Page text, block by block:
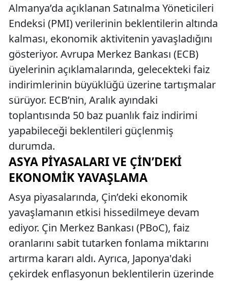
Almanya’da açıklanan Satınalma Yöneticileri
Endeksi (PMI) verilerinin beklentilerin altında
kalması, ekonomik aktivitenin yavaşladığını
gösteriyor. Avrupa Merkez Bankası (ECB)
üyelerinin açıklamalarında, gelecekteki faiz
indirimlerinin büyüklüğü üzerine tartışmalar
sürüyor. ECB’nin, Aralık ayındaki
toplantısında 50 baz puanlık faiz indirimi
yapabileceği beklentileri güçlenmiş
durumda.
ASYA PIYASALARI VE ÇIN’DEKI
EKONOMIK YAVAŞLAMA
Asya piyasalarında, Çin’deki ekonomik
yavaşlamanın etkisi hissedilmeye devam
ediyor. Çin Merkez Bankası (PBoC), faiz
oranlarını sabit tutarken fonlama miktarını
artırma kararı aldı. Ayrıca, Japonya'daki
çekirdek enflasyonun beklentilerin üzerinde